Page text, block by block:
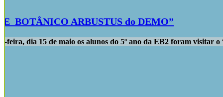
BOTÂNICO ARBUSTUS do DEMO”
feira, dia 15 de maio os alunos do 5º ano da EB2 foram visitar